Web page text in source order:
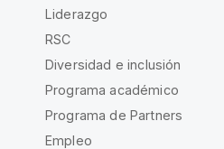
Liderazgo
RSC
Diversidad e inclusión
Programa académico
Programa de Partners
Empleo